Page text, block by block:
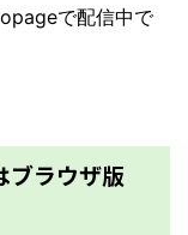
で配信中で
ブラウザ版